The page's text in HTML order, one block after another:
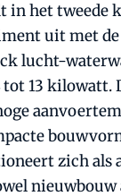
in het tweede
uit met de
lucht-
tot 13 kilowatt.
zich als
nieuwbouw